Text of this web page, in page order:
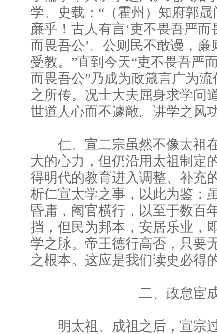
学。史载：“（霍州）知府郭
亷乎！古人有言‘吏不畏吾严
而畏吾公’。公则民不敢谩，
受教。”直到今天“吏不畏吾严
而畏吾公”乃成为政箴言广为
之所传。况士大夫屈身求学问
世道人心而不遽敞。讲学之风
仁、宣二宗虽然不像太祖
大的心力，但仍沿用太祖制定
得明代的教育进入调整、补充
析仁宣太学之事，以此为鉴：
昏庸，阉官横行，以至于数百
挡，但民为邦本，安居乐业，
学之脉。帝王德行高否，只要
之根本。这应是我们读史必得
二、政怠宦成国
明太祖、成祖之后，宣宗